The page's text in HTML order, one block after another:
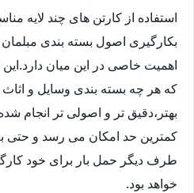
استفاده از کارتن های چند لایه
بکارگیری اصول بسته بندی
اهمیت خاصی در این میان
که هر چه بسته بندی وسایل و
بهتر،دقیق تر و اصولی تر انجام
کمترین حد امکان می رسد و حتی
طرف دیگر حمل بار برای خود
خواهد بود.